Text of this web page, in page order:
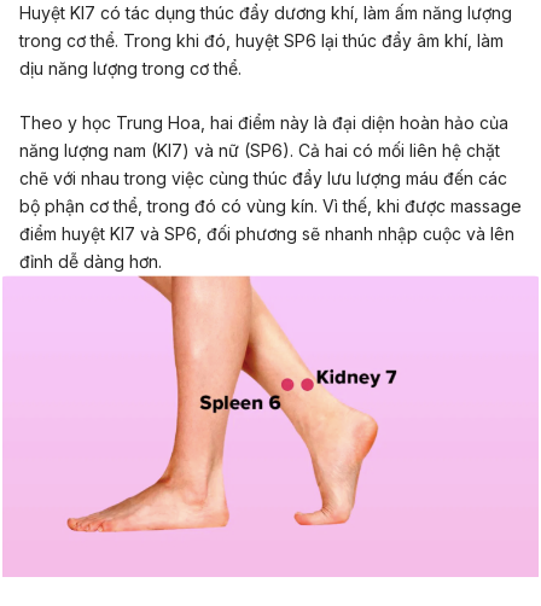
Huyệt KI7 có tác dụng thúc đẩy dương khí, làm ấm năng lượng
trong cơ thể. Trong khi đó, huyệt SP6 lại thúc đẩy âm khí, làm
dịu năng lượng trong cơ thể.
Theo y học Trung Hoa, hai điểm này là đại diện hoàn hảo của
năng lượng nam (KI7) và nữ (SP6). Cả hai có mối liên hệ chặt
chẽ với nhau trong việc cùng thúc đẩy lưu lượng máu đến các
bộ phận cơ thể, trong đó có vùng kín. Vì thế, khi được massage
điểm huyệt KI7 và SP6, đối phương sẽ nhanh nhập cuộc và lên
đỉnh dễ dàng hơn.